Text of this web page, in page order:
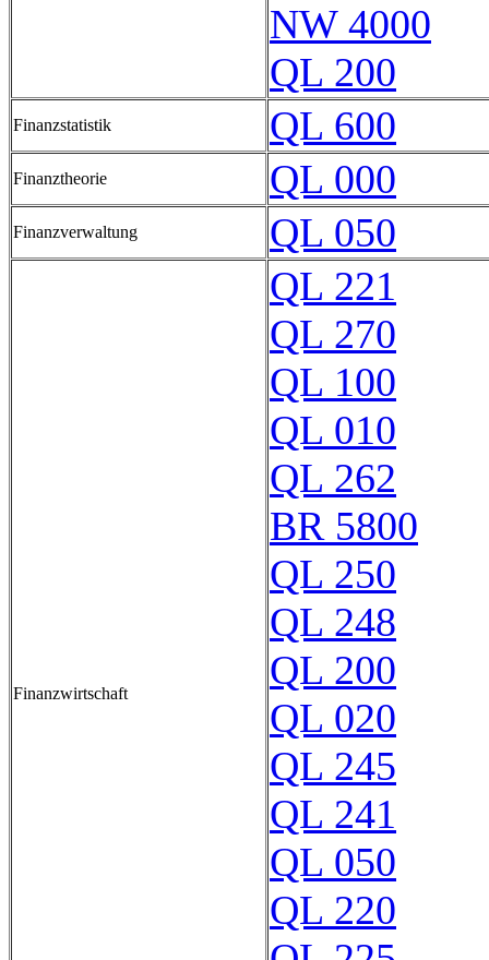
NW 4000
QL 200
Finanzstatistik QL 600
Finanztheorie QL 000
Finanzverwaltung QL 050
Finanzwirtschaft
QL 221
QL 270
QL 100
QL 010
QL 262
BR 5800
QL 250
QL 248
QL 200
QL 020
QL 245
QL 241
QL 050
QL 220